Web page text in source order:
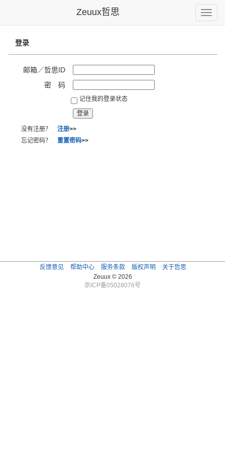
Toggle
Zeuux哲思
登录
邮箱／哲思ID
密 码
记住我的登录状态
没有注册？ 注册>>
忘记密码？ 重置密码>>
反馈意见 帮助中心 服务条款 版权声明
关于哲思
Zeuux © 2026
京ICP备05028076号